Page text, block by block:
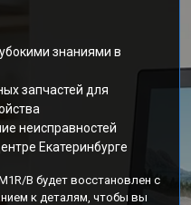
знаниями в
запчастей для
неисправностей
Екатеринбурге
B будет восстановлен с
к деталям, чтобы вы